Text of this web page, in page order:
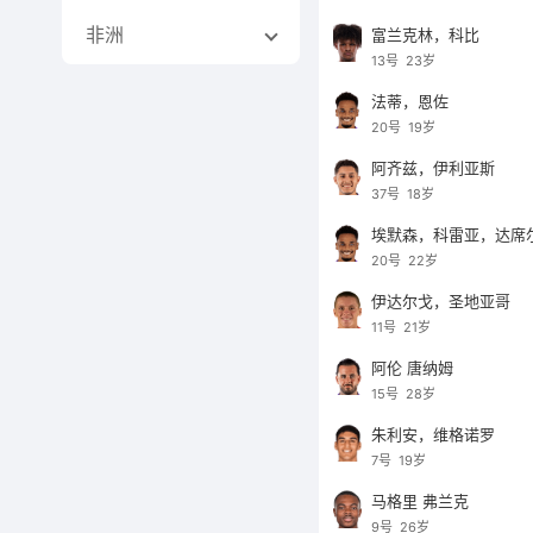
非洲 富兰克林，科比
13号 23岁
法蒂，恩佐
20号 19岁
阿齐兹，伊利亚斯
37号 18岁
埃默森，科雷亚，达席
20号 22岁
伊达尔戈，圣地亚哥
11号 21岁
阿伦 唐纳姆
15号 28岁
朱利安，维格诺罗
7号 19岁
马格里 弗兰克
9号 26岁